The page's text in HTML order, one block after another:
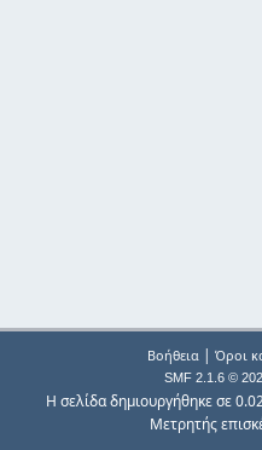
Βοήθεια| Όροι
SMF 2.1.6 ©
Η σελίδα δημιουργήθηκε σε
Μετρητής